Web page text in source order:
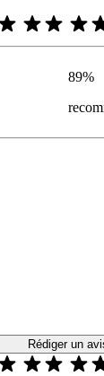
89%
Rédiger un